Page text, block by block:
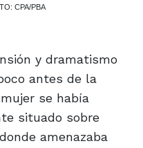
CPA/PBA
y dramatismo
antes de la
se había
situado sobre
amenazaba